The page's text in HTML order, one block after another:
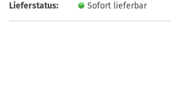
Lieferstatus: Sofort lieferbar